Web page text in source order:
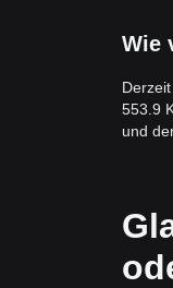
Wie
553.9
und